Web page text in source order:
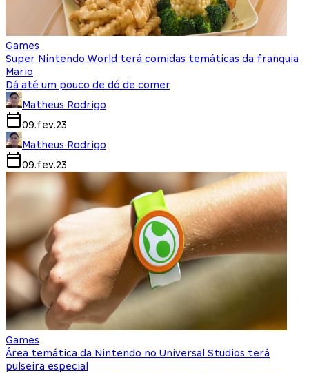
Games
Super Nintendo World terá comidas temáticas da franquia
Mario
Dá até um pouco de dó de comer
Matheus Rodrigo
09.fev.23
Matheus Rodrigo
09.fev.23
Games
Área temática da Nintendo no Universal Studios terá
pulseira especial